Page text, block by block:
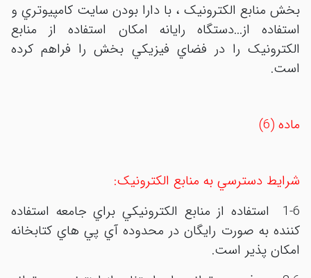
بخش منابع الکترونيک ، با دارا بودن سايت کامپيوتري و
استفاده از...دستگاه رايانه امکان استفاده از منابع
الکترونيک را در فضاي فيزيکي بخش را فراهم کرده
است.
ماده (6)
شرايط دسترسي به منابع الکترونيک:
1-6 استفاده از منابع الکترونيکي براي جامعه استفاده
کننده به صورت رايگان در محدوده آي پي هاي کتابخانه
امکان پذير است.